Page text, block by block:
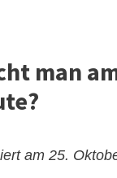
man
am 25.